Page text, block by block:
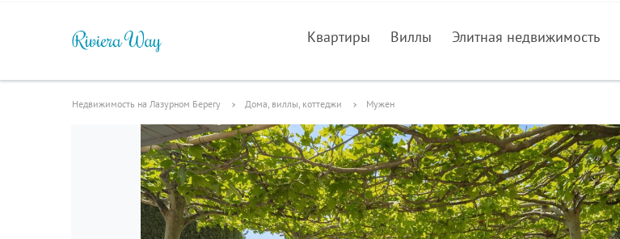
Квартиры Виллы Элитная недвижимость
Недвижимость на Лазурном Берегу Дома, виллы, коттеджи Мужен